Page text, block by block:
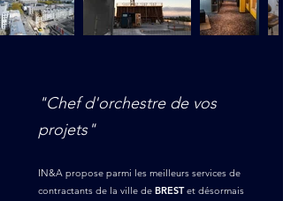
"Chef d'orchestre de vos
projets"
IN&A propose parmi les meilleurs services de
contractants de la ville de BRESTet désormais